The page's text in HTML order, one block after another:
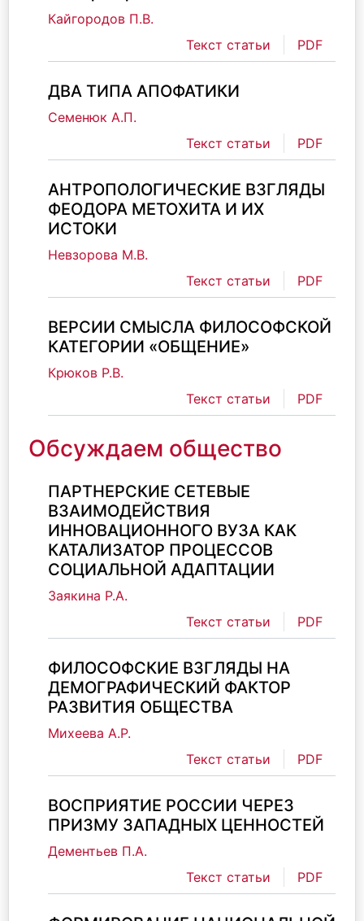
Кайгородов П.В.
Текст статьи
PDF
ДВА ТИПА АПОФАТИКИ
Семенюк А.П.
Текст статьи
PDF
АНТРОПОЛОГИЧЕСКИЕ ВЗГЛЯДЫ
ФЕОДОРА МЕТОХИТА И ИХ
ИСТОКИ
Невзорова М.В.
Текст статьи
PDF
ВЕРСИИ СМЫСЛА ФИЛОСОФСКОЙ
КАТЕГОРИИ «ОБЩЕНИЕ»
Крюков Р.В.
Текст статьи
PDF
Обсуждаем общество
ПАРТНЕРСКИЕ СЕТЕВЫЕ
ВЗАИМОДЕЙСТВИЯ
ИННОВАЦИОННОГО ВУЗА КАК
КАТАЛИЗАТОР ПРОЦЕССОВ
СОЦИАЛЬНОЙ АДАПТАЦИИ
Заякина Р.А.
Текст статьи
PDF
ФИЛОСОФСКИЕ ВЗГЛЯДЫ НА
ДЕМОГРАФИЧЕСКИЙ ФАКТОР
РАЗВИТИЯ ОБЩЕСТВА
Михеева А.Р.
Текст статьи
PDF
ВОСПРИЯТИЕ РОССИИ ЧЕРЕЗ
ПРИЗМУ ЗАПАДНЫХ ЦЕННОСТЕЙ
Дементьев П.А.
Текст статьи
PDF